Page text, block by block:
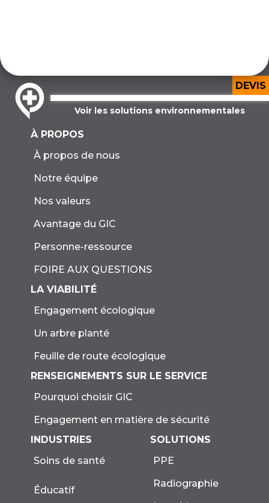
DEVIS
Voir les solutions environnementales
À PROPOS
À propos de nous
Notre équipe
Nos valeurs
Avantage du GIC
Personne-ressource
FOIRE AUX QUESTIONS
LA VIABILITÉ
Engagement écologique
Un arbre planté
Feuille de route écologique
RENSEIGNEMENTS SUR LE SERVICE
Pourquoi choisir GIC
Engagement en matière de sécurité
INDUSTRIES
Soins de santé
Éducatif
SOLUTIONS
PPE
Radiographie